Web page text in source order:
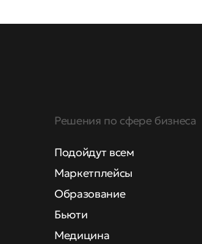
Решения по сфере бизнеса
Подойдут всем
Маркетплейсы
Образование
Бьюти
Медицина